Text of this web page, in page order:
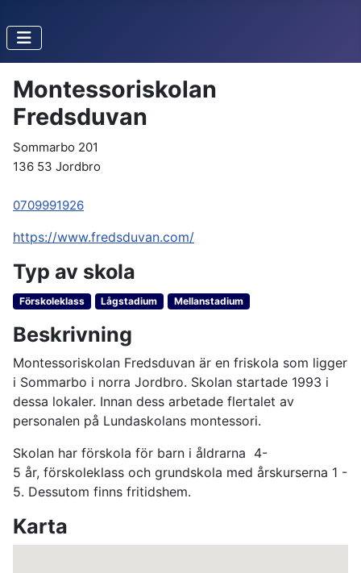
Montessoriskolan
Fredsduvan
Sommarbo 201
136 53 Jordbro
0709991926
https://www.fredsduvan.com/
Typ av skola
Förskoleklass Lågstadium Mellanstadium
Beskrivning
Montessoriskolan Fredsduvan är en friskola som ligger
i Sommarbo i norra Jordbro. Skolan startade 1993 i
dessa lokaler. Innan dess arbetade flertalet av
personalen på Lundaskolans montessori.
Skolan har förskola för barn i åldrarna 4-
5 år, förskoleklass och grundskola med årskurserna 1 -
5. Dessutom finns fritidshem.
Karta